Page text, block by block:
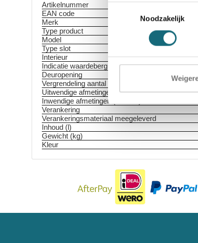
Toestemmingsselectie
Noodzakelijk
Artikelnummer
EAN code
Merk
Type product
Model
Type slot
Interieur
Indicatie waardeberging
Deuropening
Vergrendeling aantal zijden
Uitwendige afmetingen (HxBxD)
Inwendige afmetingen (HxBxD)
Verankering
Verankeringsmateriaal meegeleverd
Inhoud (l)
Gewicht (kg)
Kleur